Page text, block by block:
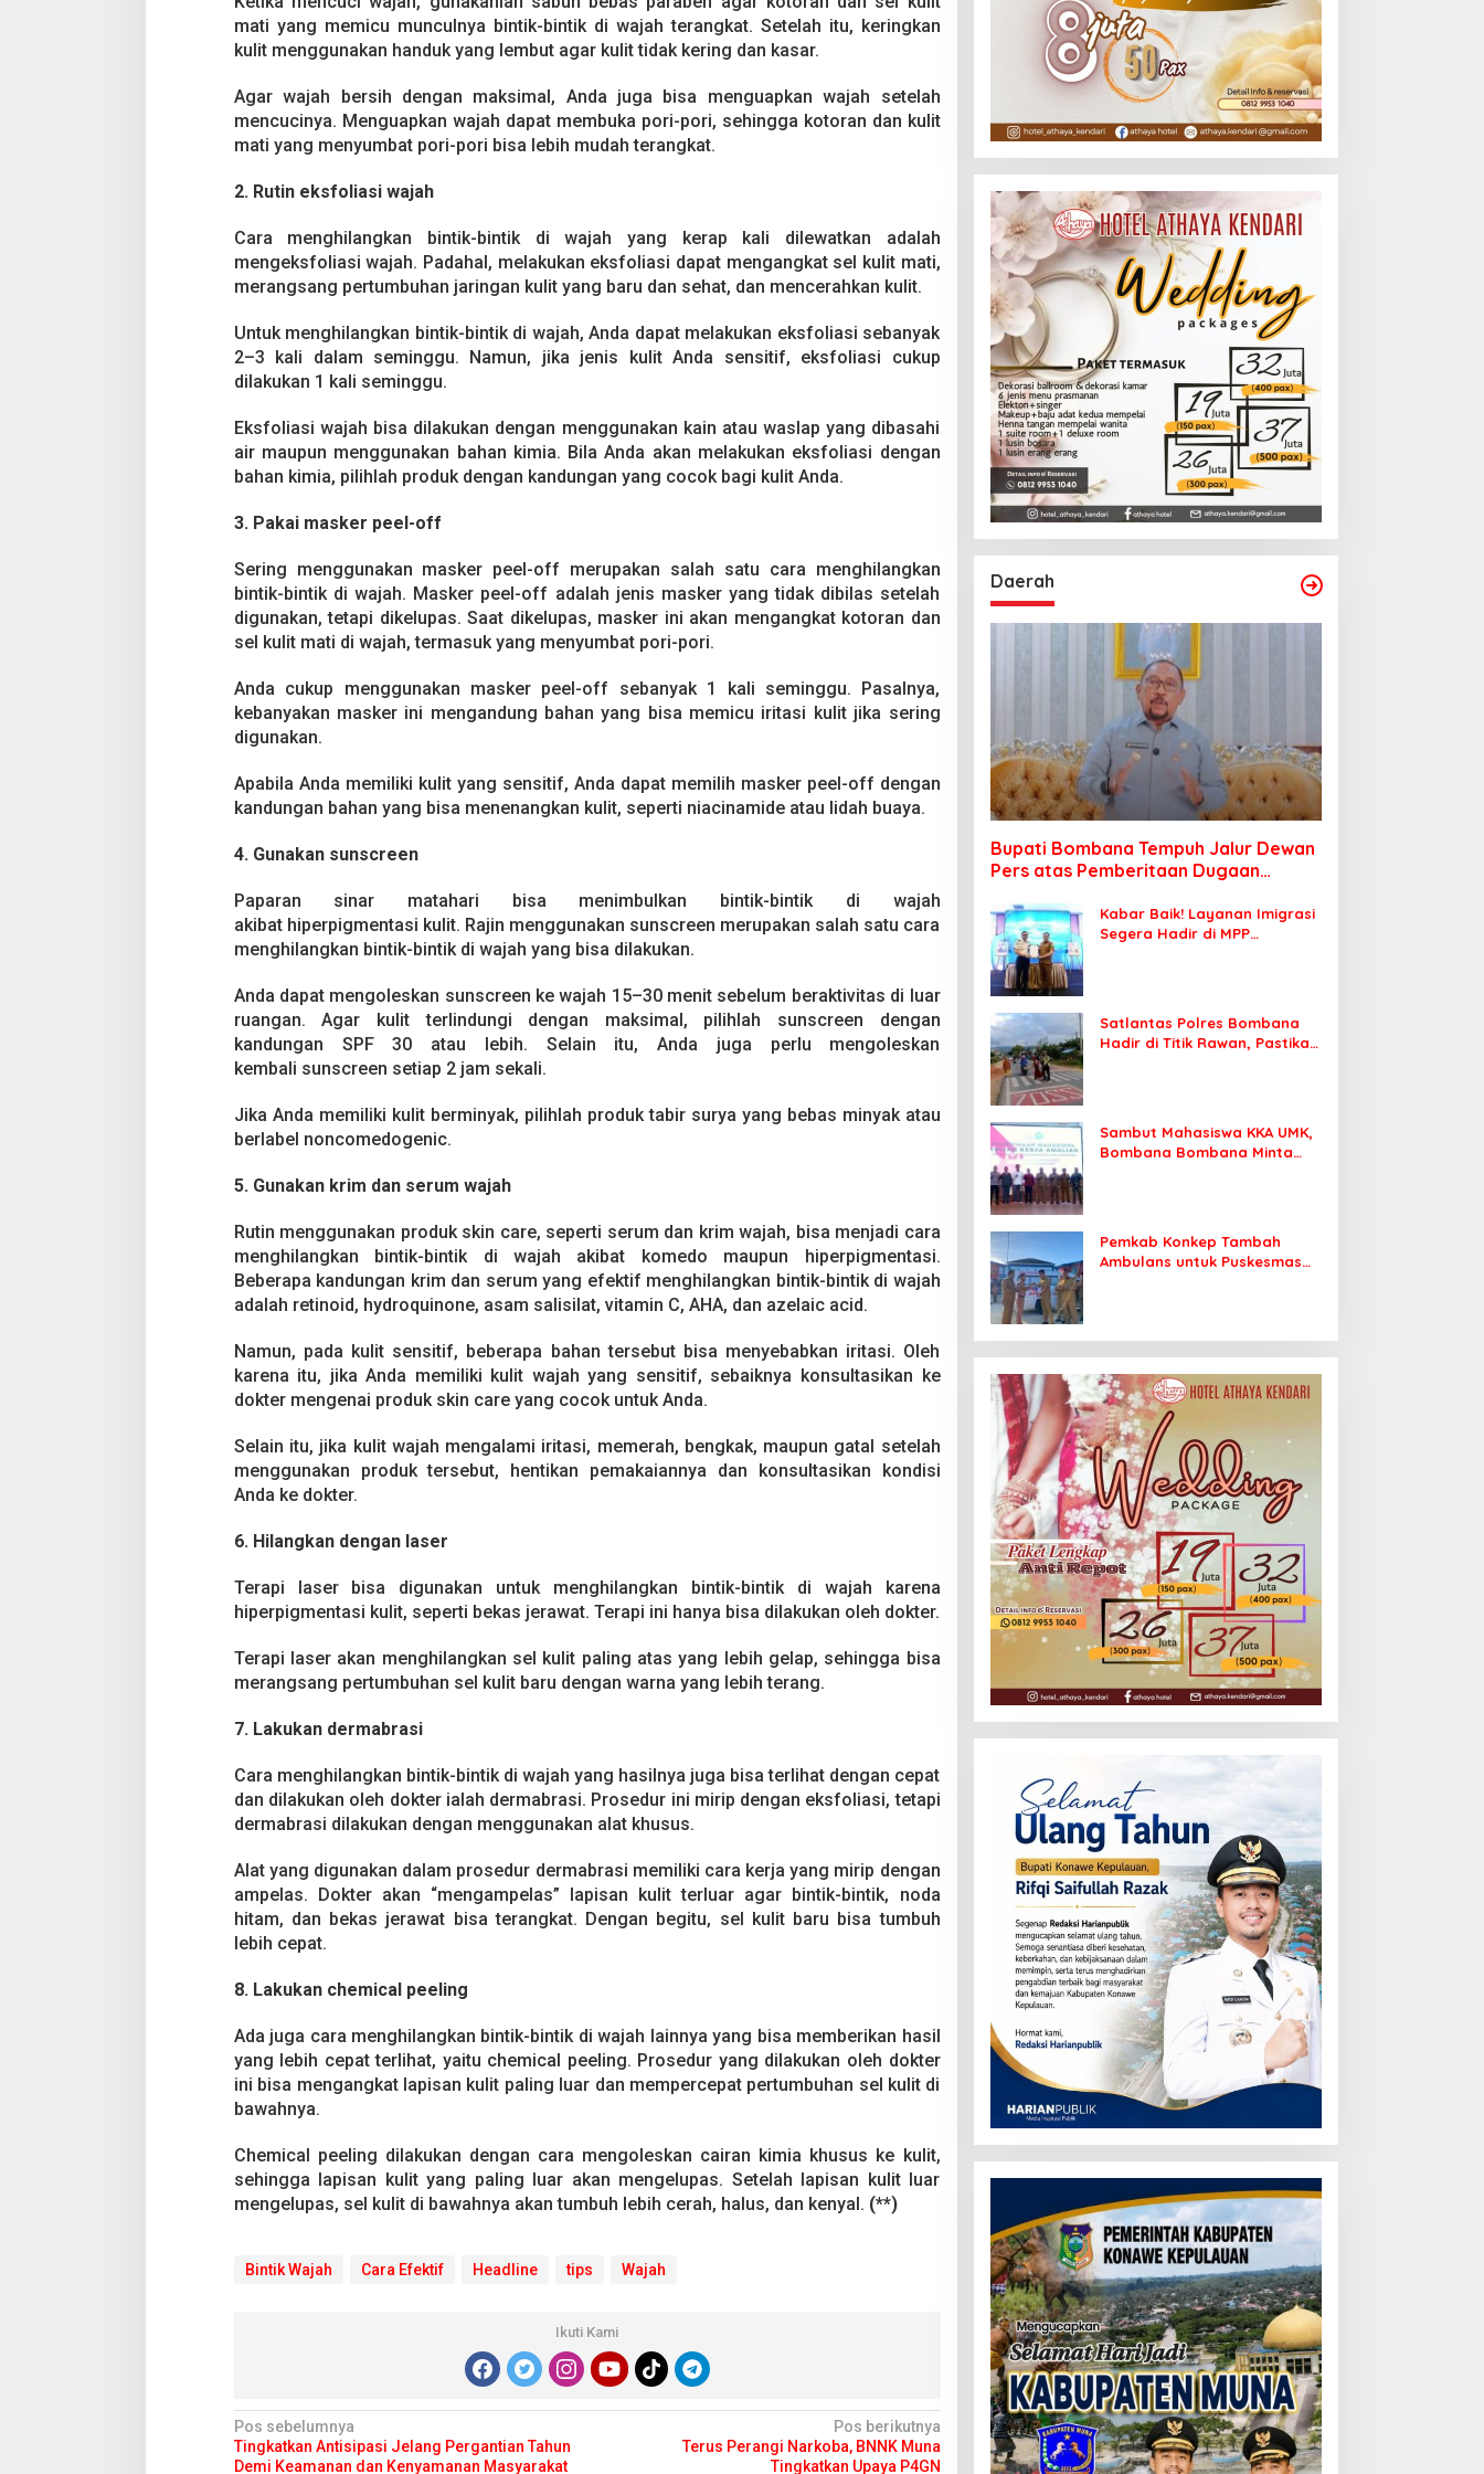
mati yang memicu munculnya bintik-bintik di wajah terangkat. Setelah itu, keringkan
kulit menggunakan handuk yang lembut agar kulit tidak kering dan kasar.
Agar wajah bersih dengan maksimal, Anda juga bisa menguapkan wajah setelah
mencucinya. Menguapkan wajah dapat membuka pori-pori, sehingga kotoran dan kulit
mati yang menyumbat pori-pori bisa lebih mudah terangkat.
2. Rutin eksfoliasi wajah
Cara menghilangkan bintik-bintik di wajah yang kerap kali dilewatkan adalah
mengeksfoliasi wajah. Padahal, melakukan eksfoliasi dapat mengangkat sel kulit mati,
merangsang pertumbuhan jaringan kulit yang baru dan sehat, dan mencerahkan kulit.
Untuk menghilangkan bintik-bintik di wajah, Anda dapat melakukan eksfoliasi sebanyak
2–3 kali dalam seminggu. Namun, jika jenis kulit Anda sensitif, eksfoliasi cukup
dilakukan 1 kali seminggu.
Eksfoliasi wajah bisa dilakukan dengan menggunakan kain atau waslap yang dibasahi
air maupun menggunakan bahan kimia. Bila Anda akan melakukan eksfoliasi dengan
bahan kimia, pilihlah produk dengan kandungan yang cocok bagi kulit Anda.
3. Pakai masker peel-off
Sering menggunakan masker peel-off merupakan salah satu cara menghilangkan
bintik-bintik di wajah. Masker peel-off adalah jenis masker yang tidak dibilas setelah
digunakan, tetapi dikelupas. Saat dikelupas, masker ini akan mengangkat kotoran dan
sel kulit mati di wajah, termasuk yang menyumbat pori-pori.
Anda cukup menggunakan masker peel-off sebanyak 1 kali seminggu. Pasalnya,
kebanyakan masker ini mengandung bahan yang bisa memicu iritasi kulit jika sering
digunakan.
Apabila Anda memiliki kulit yang sensitif, Anda dapat memilih masker peel-off dengan
kandungan bahan yang bisa menenangkan kulit, seperti niacinamide atau lidah buaya.
4. Gunakan sunscreen
Paparan sinar matahari bisa menimbulkan bintik-bintik di wajah
akibat hiperpigmentasi kulit. Rajin menggunakan sunscreen merupakan salah satu cara
menghilangkan bintik-bintik di wajah yang bisa dilakukan.
Anda dapat mengoleskan sunscreen ke wajah 15–30 menit sebelum beraktivitas di luar
ruangan. Agar kulit terlindungi dengan maksimal, pilihlah sunscreen dengan
kandungan SPF 30 atau lebih. Selain itu, Anda juga perlu mengoleskan
kembali sunscreen setiap 2 jam sekali.
Jika Anda memiliki kulit berminyak, pilihlah produk tabir surya yang bebas minyak atau
berlabel noncomedogenic.
5. Gunakan krim dan serum wajah
Rutin menggunakan produk skin care, seperti serum dan krim wajah, bisa menjadi cara
menghilangkan bintik-bintik di wajah akibat komedo maupun hiperpigmentasi.
Beberapa kandungan krim dan serum yang efektif menghilangkan bintik-bintik di wajah
adalah retinoid, hydroquinone, asam salisilat, vitamin C, AHA, dan azelaic acid.
Namun, pada kulit sensitif, beberapa bahan tersebut bisa menyebabkan iritasi. Oleh
karena itu, jika Anda memiliki kulit wajah yang sensitif, sebaiknya konsultasikan ke
dokter mengenai produk skin care yang cocok untuk Anda.
Selain itu, jika kulit wajah mengalami iritasi, memerah, bengkak, maupun gatal setelah
menggunakan produk tersebut, hentikan pemakaiannya dan konsultasikan kondisi
Anda ke dokter.
6. Hilangkan dengan laser
Terapi laser bisa digunakan untuk menghilangkan bintik-bintik di wajah karena
hiperpigmentasi kulit, seperti bekas jerawat. Terapi ini hanya bisa dilakukan oleh dokter.
Terapi laser akan menghilangkan sel kulit paling atas yang lebih gelap, sehingga bisa
merangsang pertumbuhan sel kulit baru dengan warna yang lebih terang.
7. Lakukan dermabrasi
Cara menghilangkan bintik-bintik di wajah yang hasilnya juga bisa terlihat dengan cepat
dan dilakukan oleh dokter ialah dermabrasi. Prosedur ini mirip dengan eksfoliasi, tetapi
dermabrasi dilakukan dengan menggunakan alat khusus.
Alat yang digunakan dalam prosedur dermabrasi memiliki cara kerja yang mirip dengan
ampelas. Dokter akan “mengampelas” lapisan kulit terluar agar bintik-bintik, noda
hitam, dan bekas jerawat bisa terangkat. Dengan begitu, sel kulit baru bisa tumbuh
lebih cepat.
8. Lakukan chemical peeling
Ada juga cara menghilangkan bintik-bintik di wajah lainnya yang bisa memberikan hasil
yang lebih cepat terlihat, yaitu chemical peeling. Prosedur yang dilakukan oleh dokter
ini bisa mengangkat lapisan kulit paling luar dan mempercepat pertumbuhan sel kulit di
bawahnya.
Chemical peeling dilakukan dengan cara mengoleskan cairan kimia khusus ke kulit,
sehingga lapisan kulit yang paling luar akan mengelupas. Setelah lapisan kulit luar
mengelupas, sel kulit di bawahnya akan tumbuh lebih cerah, halus, dan kenyal. (**)
Bintik Wajah Cara Efektif Headline tips Wajah
Ikuti Kami
N
a
Pos sebelumnya
Tingkatkan Antisipasi Jelang Pergantian Tahun
Demi Keamanan dan Kenyamanan Masyarakat
Pos berikutnya
Terus Perangi Narkoba, BNNK Muna
Tingkatkan Upaya P4GN
Daerah
Bupati Bombana Tempuh Jalur Dewan
Pers atas Pemberitaan Dugaan
Kabar Baik! Layanan Imigrasi
Segera Hadir di MPP
Satlantas Polres Bombana
Hadir di Titik Rawan, Pastikan
Sambut Mahasiswa KKA UMK,
Bombana Bombana Minta
Pemkab Konkep Tambah
Ambulans untuk Puskesmas